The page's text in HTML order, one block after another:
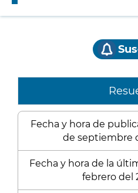
Fecha y hora de
de septiembre
Fecha y hora de la
febrero del